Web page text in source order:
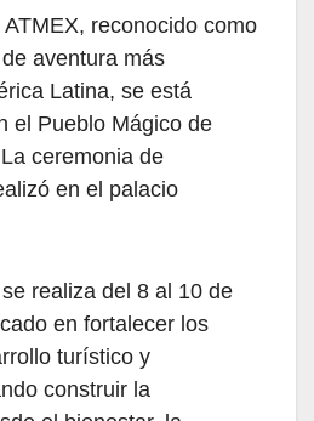
reconocido como
aventura más
Latina, se está
el Pueblo Mágico de
ceremonia de
en el palacio
realiza del 8 al 10 de
en fortalecer los
turístico y
construir la